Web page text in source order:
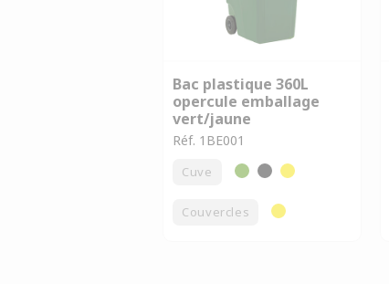
Bac plastique 360L
opercule emballage
vert/jaune
Réf. 1BE001
Cuve
Couvercles